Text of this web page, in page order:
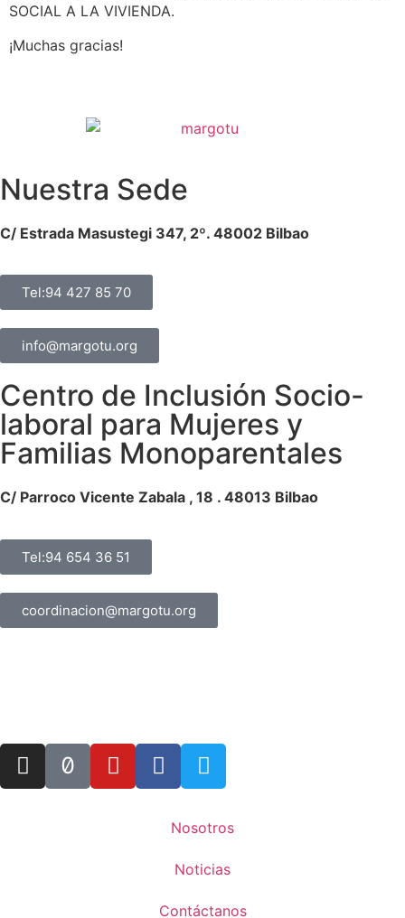
SOCIAL A LA VIVIENDA.
¡Muchas gracias!
Nuestra Sede
C/ Estrada Masustegi 347, 2º. 48002 Bilbao
Tel:94 427 85 70
info@margotu.org
Centro de Inclusión Socio-
laboral para Mujeres y
Familias Monoparentales
C/ Parroco Vicente Zabala , 18 . 48013 Bilbao
Tel:94 654 36 51
coordinacion@margotu.org
Nosotros
Noticias
Contáctanos